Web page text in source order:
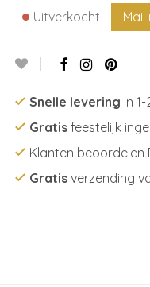
• Uitverkocht
Snelle levering in
Gratis feestelijk
Klanten beoordelen
Gratis verzending